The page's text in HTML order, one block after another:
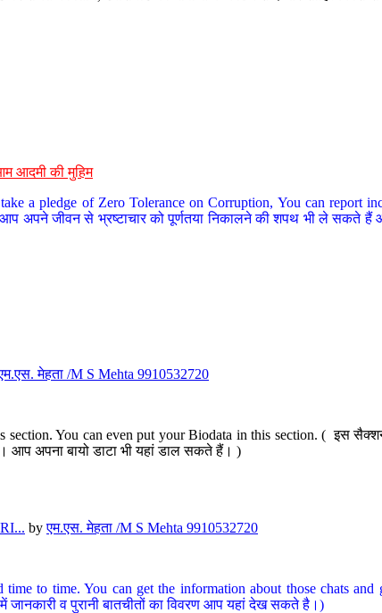
आदमी की मुहिम
a pledge of Zero Tolerance on Corruption, You can report
अपने जीवन से भ्रष्टाचार को पूर्णतया निकालने की शपथ भी ले सकते हैं
मेहता /M S Mehta 9910532720
You can even put your Biodata in this section. ( इस
आप अपना बायो डाटा भी यहां डाल सकते हैं। )
byएम.एस. मेहता /M S Mehta 9910532720
to time. You can get the information about those chats
जानकारी व पुरानी बातचीतों का विवरण आप यहां देख सकते है।)